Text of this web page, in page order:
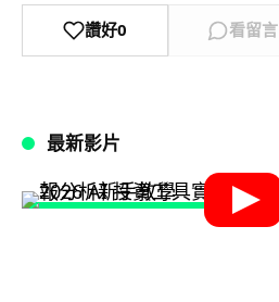
讚好0 看留言
最新影片